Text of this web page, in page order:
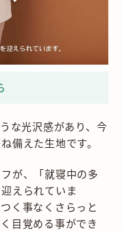
な光沢感があり、今
備えた生地です。
が、「就寝中の多
えられていま
く事なくさらっと
目覚める事ができ